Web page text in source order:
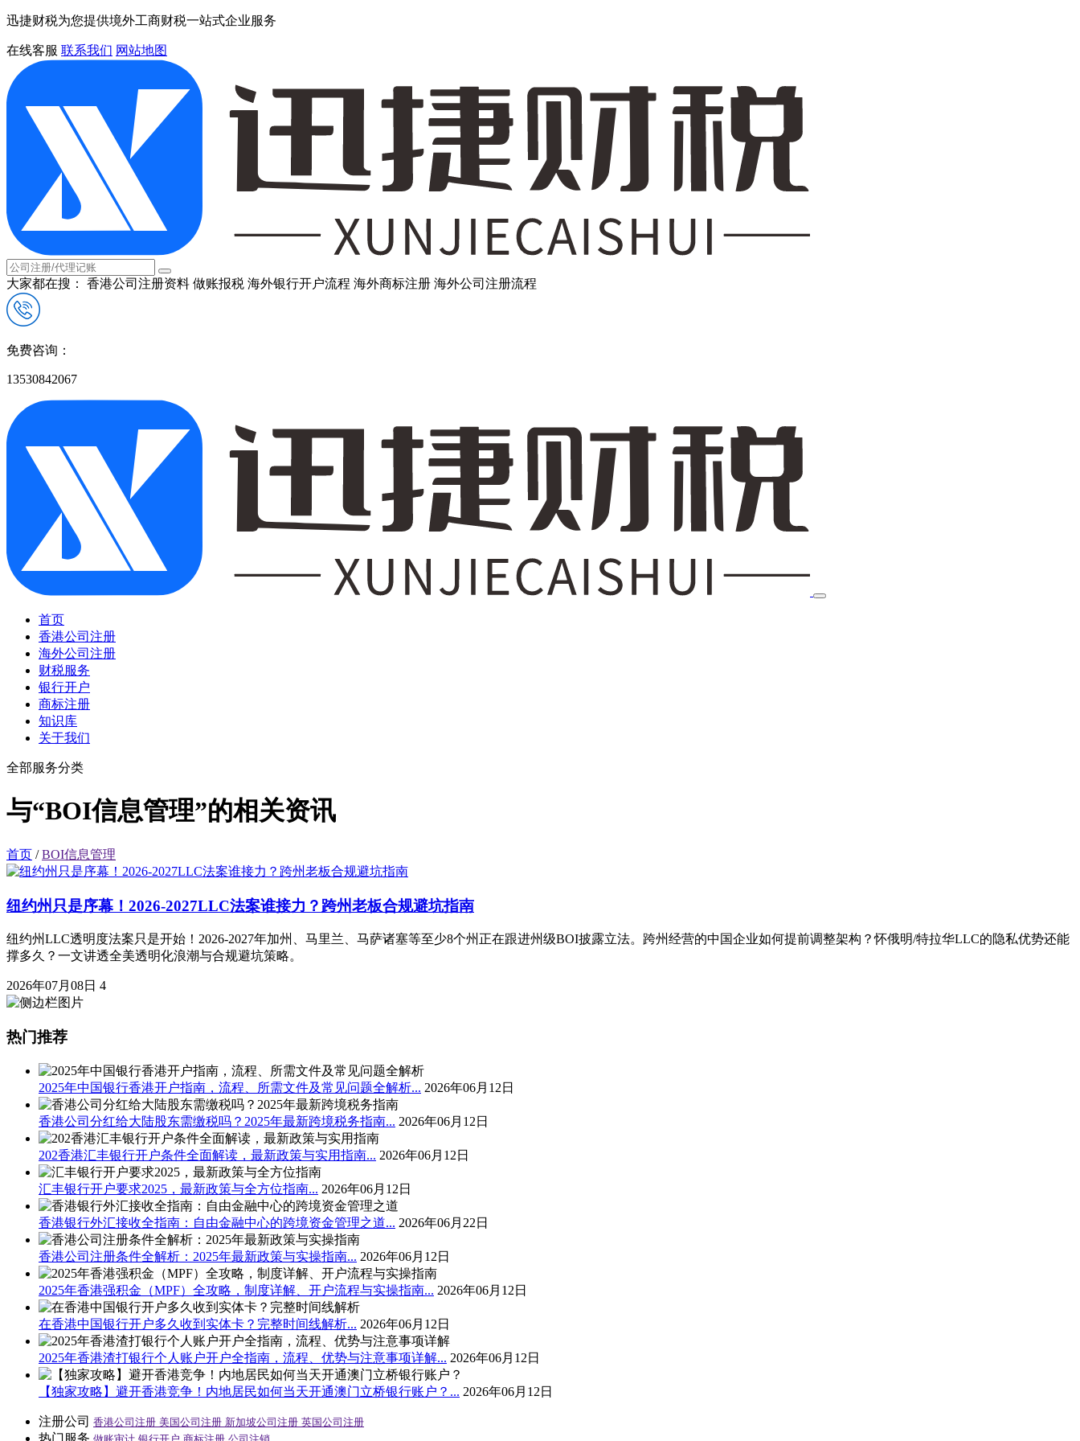
迅捷财税为您提供境外工商财税一站式企业服务
在线客服 联系我们 网站地图
大家都在搜： 香港公司注册资料 做账报税 海外银行开户流程 海外商标注册 海外公司注册流程
免费咨询：
13530842067
首页
香港公司注册
海外公司注册
财税服务
银行开户
商标注册
知识库
关于我们
全部服务分类
与“BOI信息管理”的相关资讯
首页 /BOI信息管理
纽约州只是序幕！2026-2027LLC法案谁接力？跨州老板合规避坑指南
纽约州LLC透明度法案只是开始！2026-2027年加州、马里兰、马萨诸塞等至少8个州正在跟进州级BOI披露立法。跨州经营的中国企业如何提前调整架构？怀俄明/特拉华LLC的隐私优势还能
撑多久？一文讲透全美透明化浪潮与合规避坑策略。
2026年07月08日 4
热门推荐
2025年中国银行香港开户指南，流程、所需文件及常见问题全解析... 2026年06月12日
香港公司分红给大陆股东需缴税吗？2025年最新跨境税务指南... 2026年06月12日
202香港汇丰银行开户条件全面解读，最新政策与实用指南... 2026年06月12日
汇丰银行开户要求2025，最新政策与全方位指南... 2026年06月12日
香港银行外汇接收全指南：自由金融中心的跨境资金管理之道... 2026年06月22日
香港公司注册条件全解析：2025年最新政策与实操指南... 2026年06月12日
2025年香港强积金（MPF）全攻略，制度详解、开户流程与实操指南... 2026年06月12日
在香港中国银行开户多久收到实体卡？完整时间线解析... 2026年06月12日
2025年香港渣打银行个人账户开户全指南，流程、优势与注意事项详解... 2026年06月12日
【独家攻略】避开香港竞争！内地居民如何当天开通澳门立桥银行账户？... 2026年06月12日
注册公司 香港公司注册 美国公司注册 新加坡公司注册 英国公司注册
热门服务